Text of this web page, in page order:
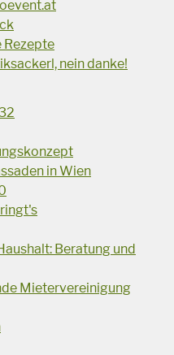
Rezepte
nein danke!
in Wien
Beratung und
Mietervereinigung